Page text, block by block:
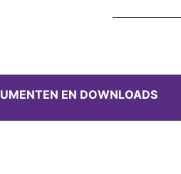
EN DOWNLOADS